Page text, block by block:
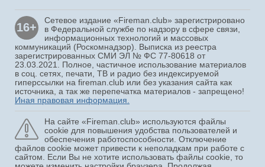
16+
Сетевое издание «Fireman.club» зарегистрировано
в Федеральной службе по надзору в сфере связи,
информационных технологий и массовых
коммуникаций (Роскомнадзор). Выписка из реестра
зарегистрированных СМИ ЭЛ № ФС 77-80618 от
23.03.2021. Полное, частичное использование материалов
в соц. сетях, печати, ТВ и радио без индексируемой
гиперссылки на fireman.club или без указания сайта как
источника, а так же перепечатка материалов - запрещено!
Иная правовая информация.
На сайте «Fireman.club» используются файлы
cookie для повышения удобства пользователей и
обеспечения работоспособности. Отключение
файлов cookie может привести к неполадкам при работе с
сайтом. Если Вы не хотите использовать файлы cookie, то